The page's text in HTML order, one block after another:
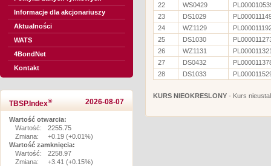
Informacje dla akcjonariuszy
Aktualności
WATS
4BondNet
Kontakt
TBSP.Index® 2026-08-07
Wartość otwarcia:
Wartość:
2255.75
Zmiana:
+0.19 (+0.01%)
Wartość zamknięcia:
Wartość:
2258.97
Zmiana:
+3.41 (+0.15%)
22
WS0429
23
DS1029
24
WZ1129
25
DS1030
26
WZ1131
27
DS0432
28
DS1033
KURS NIEOKRESLONY - Kurs